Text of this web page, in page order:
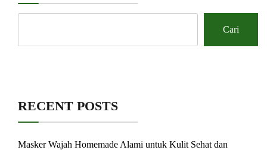
Cari
RECENT POSTS
Masker Wajah Homemade Alami untuk Kulit Sehat dan